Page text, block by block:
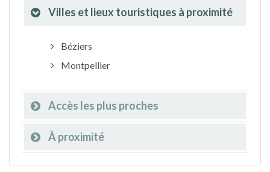
Villes et lieux touristiques à proximité
Béziers
Montpellier
Accès les plus proches
À proximité